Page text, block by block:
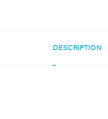
DESCRIPTION